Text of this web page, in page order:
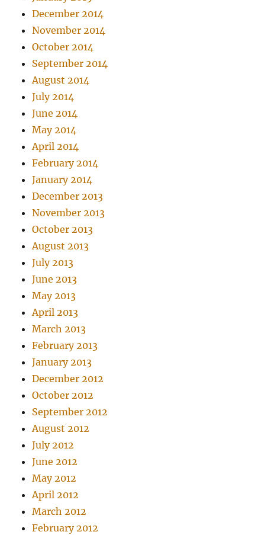
December 2014
November 2014
October 2014
September 2014
August 2014
July 2014
June 2014
May 2014
April 2014
February 2014
January 2014
December 2013
November 2013
October 2013
August 2013
July 2013
June 2013
May 2013
April 2013
March 2013
February 2013
January 2013
December 2012
October 2012
September 2012
August 2012
July 2012
June 2012
May 2012
April 2012
March 2012
February 2012